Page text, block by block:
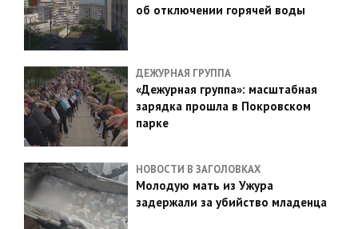
об отключении горячей воды
ДЕЖУРНАЯ ГРУППА
«Дежурная группа»: масштабная
зарядка прошла в Покровском
парке
НОВОСТИ В ЗАГОЛОВКАХ
Молодую мать из Ужура
задержали за убийство младенца